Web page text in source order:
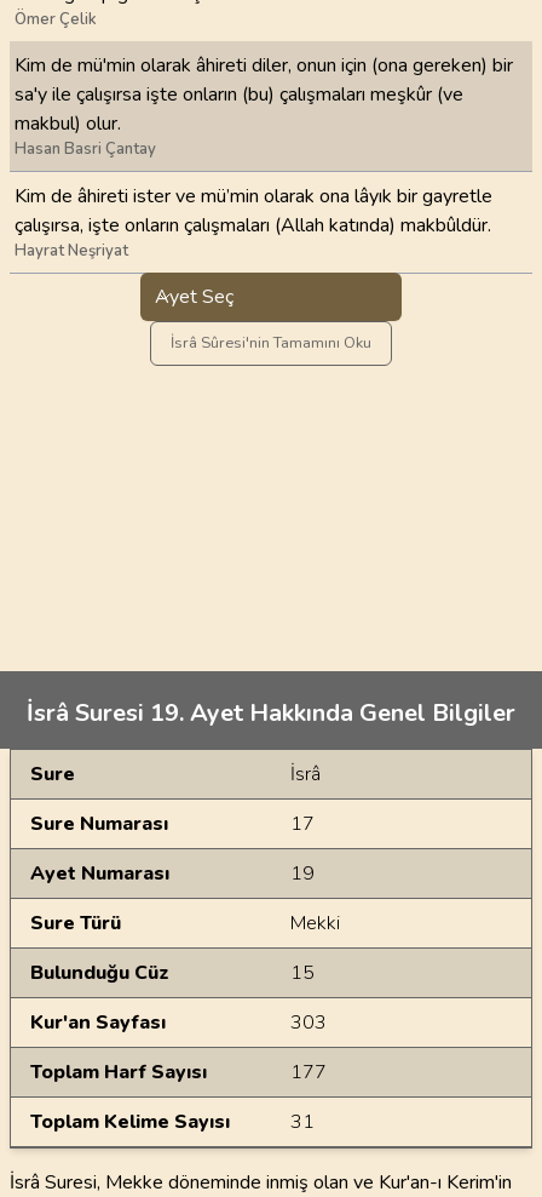
Ömer Çelik
Kim de mü'min olarak âhireti diler, onun için (ona gereken) bir
sa'y ile çalışırsa işte onların (bu) çalışmaları meşkûr (ve
makbul) olur.
Hasan Basri Çantay
Kim de âhireti ister ve mü’min olarak ona lâyık bir gayretle
çalışırsa, işte onların çalışmaları (Allah katında) makbûldür.
Hayrat Neşriyat
Ayet Seç
İsrâ Sûresi'nin Tamamını Oku
İsrâ Suresi 19. Ayet Hakkında Genel Bilgiler
Genel Bilgiler
Sure
İsrâ
Sure Numarası
17
Ayet Numarası
19
Sure Türü
Mekki
Bulunduğu Cüz
15
Kur'an Sayfası
303
Toplam Harf Sayısı
177
Toplam Kelime Sayısı
31
İsrâ Suresi, Mekke döneminde inmiş olan ve Kur'an-ı Kerim'in